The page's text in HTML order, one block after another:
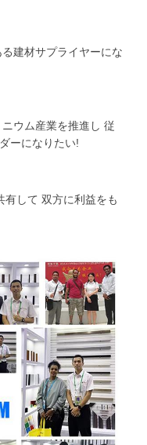
建材サプライヤーにな
ウム産業を推進し 従
ーになりたい!
して 双方に利益をも